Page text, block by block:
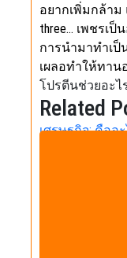
อยากเพิ่มกล้าม
three… เพชรเ
การนำมาทำเป็
เผลอทำให้ทา
โปรตีนช่วยอะไ
Related
เศรษฐกิจ: คืออ